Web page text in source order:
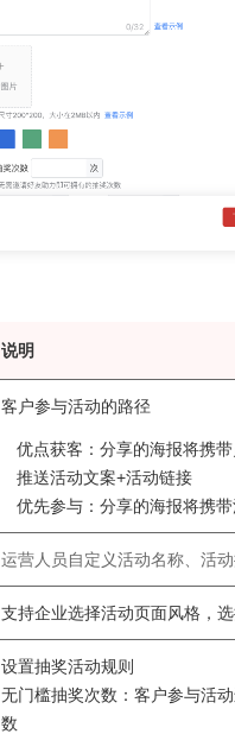
说明
客户参与活动的路径
优点获客：分享的海报将携
推送活动文案+活动链接
优先参与：分享的海报将携
运营人员自定义活动名称、活
支持企业选择活动页面风格，
设置抽奖活动规则
无门槛抽奖次数：客户参与活
数
能门店导流线上，用企业微信沉淀私域
多渠道引流
1800w+
私域用户
210w+
社群用户
更多案例